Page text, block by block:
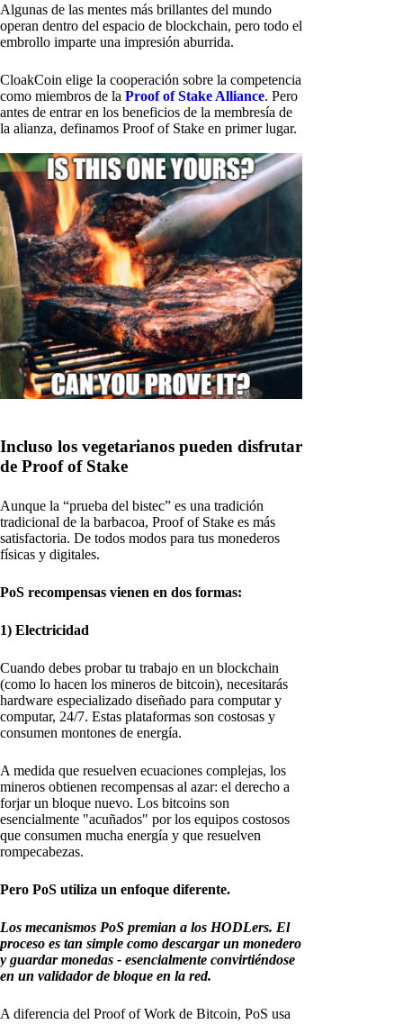
Algunas de las mentes más brillantes del mundo
operan dentro del espacio de blockchain, pero todo el
embrollo imparte una impresión aburrida.
CloakCoin elige la cooperación sobre la competencia
como miembros de la Proof of Stake Alliance. Pero
antes de entrar en los beneficios de la membresía de
la alianza, definamos Proof of Stake en primer lugar.
Incluso los vegetarianos pueden disfrutar
de Proof of Stake
Aunque la “prueba del bistec” es una tradición
tradicional de la barbacoa, Proof of Stake es más
satisfactoria. De todos modos para tus monederos
físicas y digitales.
PoS recompensas vienen en dos formas:
1) Electricidad
Cuando debes probar tu trabajo en un blockchain
(como lo hacen los mineros de bitcoin), necesitarás
hardware especializado diseñado para computar y
computar, 24/7. Estas plataformas son costosas y
consumen montones de energía.
A medida que resuelven ecuaciones complejas, los
mineros obtienen recompensas al azar: el derecho a
forjar un bloque nuevo. Los bitcoins son
esencialmente "acuñados" por los equipos costosos
que consumen mucha energía y que resuelven
rompecabezas.
Pero PoS utiliza un enfoque diferente.
Los mecanismos PoS premian a los HODLers. El
proceso es tan simple como descargar un monedero
y guardar monedas - esencialmente convirtiéndose
en un validador de bloque en la red.
A diferencia del Proof of Work de Bitcoin, PoS usa